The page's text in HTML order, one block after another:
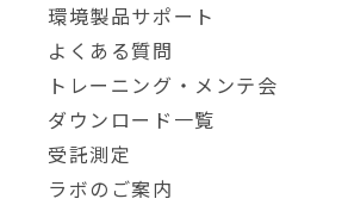
環境製品サポート
よくある質問
トレーニング・メンテ会
ダウンロード一覧
受託測定
ラボのご案内